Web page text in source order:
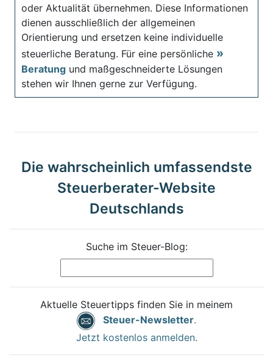
oder Aktualität übernehmen. Diese Informationen
dienen ausschließlich der allgemeinen
Orientierung und ersetzen keine individuelle
steuerliche Beratung. Für eine persönliche
Beratung und maßgeschneiderte Lösungen
stehen wir Ihnen gerne zur Verfügung.
Die wahrscheinlich umfassendste
Steuerberater-Website
Deutschlands
Suche im Steuer-Blog:
Aktuelle Steuertipps finden Sie in meinem
Steuer-Newsletter.
Jetzt kostenlos anmelden.